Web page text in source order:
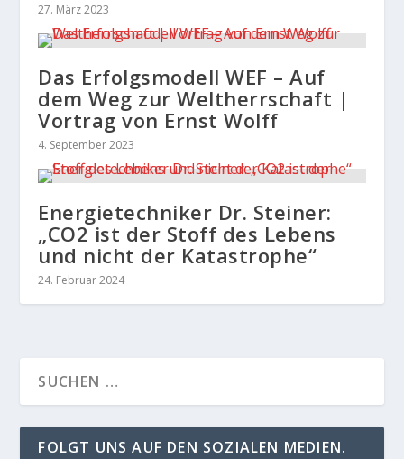
27. März 2023
Das Erfolgsmodell WEF – Auf
dem Weg zur Weltherrschaft |
Vortrag von Ernst Wolff
4. September 2023
Energietechniker Dr. Steiner:
„CO2 ist der Stoff des Lebens
und nicht der Katastrophe“
24. Februar 2024
FOLGT UNS AUF DEN SOZIALEN MEDIEN.